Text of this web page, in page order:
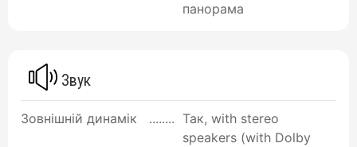
панорама
Звук
Зовнішній динамік
Так, with stereo
speakers (with Dolby